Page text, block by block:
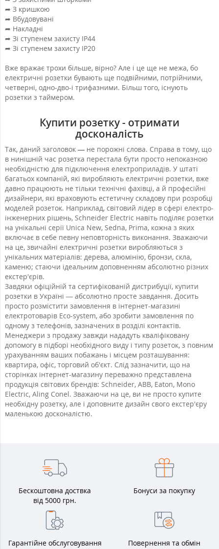
➦ З кришкою
➦ Вбудовувані
➦ Накладні
➦ Зі ступенем захисту IP44
➦ Зі ступенем захисту IP20
Вже вражає трохи більше, вірно? Але і це ще не межа, бо
електричні розетки бувають ще подвійними, потрійними,
четверні, одно-дво-і трифазними. Більш того, існують
розетки з таймером.
Купити розетку - отримати
досконалість
Так, даний заголовок — не порожні слова. Справа в тому, що
в нинішній час розетка перестала бути просто непоказною
необхідністю для підключення електроприладів. У штаті
багатьох компаній, які виробляють електричні розетки, вже
давно працюють не тільки технічні фахівці, а й професійні
дизайнери, які враховують естетичну складову при розробці
моделей розеток. Наприклад, світовий лідер в сфері електро-
інженерних рішень, Schneider Electric навіть поділяє розетки
на унікальні серії Unica New, Sedna, Prima, кожна з яких
включає в себе певну неповторність виконання. Зважаючи
на це, звичайні електричні розетки виробляються з
унікальних матеріалів: дерева, алюмінію, бронзи, скла,
каменю; стаючи ідеальним доповненням абсолютно різних
екстер'єрів.
Завдяки офіційнїй та сертифікованій дистрибуції, купити
розетки в Україні — абсолютно просте завдання. Досить
просто розмістити замовлення в інтернет-магазині
електротоварів Eco-system, або зробити замовлення по
одному з телефонів, зазначених в розділі контактів.
Менеджери з продажу завжди нададуть кваліфіковану
допомогу в підборі необхідного виду і типу розеток, з повним
урахуванням ваших побажань і місцем розташування:
квартира, офіс, торговий об'єкт. Слід зазначити, що на
сторінках інтернет-магазину переважно представлена ​​
продукція світових брендів: Schneider, ABB, Eaton, Mono
Electric, Aling Conel. Зважаючи на це, ви не просто купите
необхідну розетку, але і доповните дизайн свого екстер'єру
маленькою досконалістю.
Бескоштовна доствка
від 5000 грн.
Бонуси за покупку
Гарантійне обслуговування
Повернення та обмін